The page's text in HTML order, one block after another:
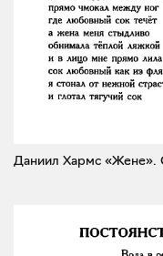
Даниил Хармс «Жене».